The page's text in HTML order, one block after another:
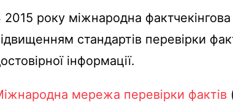
2015 року міжнародна
стандартів перевірки
інформації.
мережа перевірки фактів